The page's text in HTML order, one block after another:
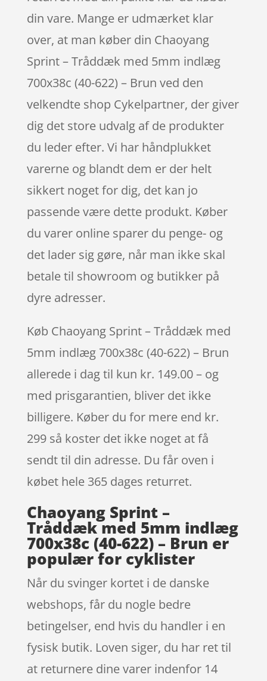
din vare. Mange er udmærket klar
over, at man køber din Chaoyang
Sprint – Tråddæk med 5mm indlæg
700x38c (40-622) – Brun ved den
velkendte shop Cykelpartner, der giver
dig det store udvalg af de produkter
du leder efter. Vi har håndplukket
varerne og blandt dem er der helt
sikkert noget for dig, det kan jo
passende være dette produkt. Køber
du varer online sparer du penge- og
det lader sig gøre, når man ikke skal
betale til showroom og butikker på
dyre adresser.
Køb Chaoyang Sprint – Tråddæk med
5mm indlæg 700x38c (40-622) – Brun
allerede i dag til kun kr. 149.00 – og
med prisgarantien, bliver det ikke
billigere. Køber du for mere end kr.
299 så koster det ikke noget at få
sendt til din adresse. Du får oven i
købet hele 365 dages returret.
Chaoyang Sprint –
Tråddæk med 5mm indlæg
700x38c (40-622) – Brun er
populær for cyklister
Når du svinger kortet i de danske
webshops, får du nogle bedre
betingelser, end hvis du handler i en
fysisk butik. Loven siger, du har ret til
at returnere dine varer indenfor 14